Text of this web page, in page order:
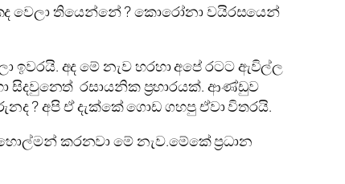
වෙලා තියෙන්නේ ? කොරෝනා වයිරසයෙන්
අද මේ නැව හරහා අපේ රටට ඇවිල්ල
සිදවුනෙත් රසායනික ප්‍රහාරයක්. ආණ්ඩුව
? අපි ඒ දැක්කේ ගොඩ ගහපු ඒවා විතරයි.
කරනවා මේ නැව.මේකේ ප්‍රධාන